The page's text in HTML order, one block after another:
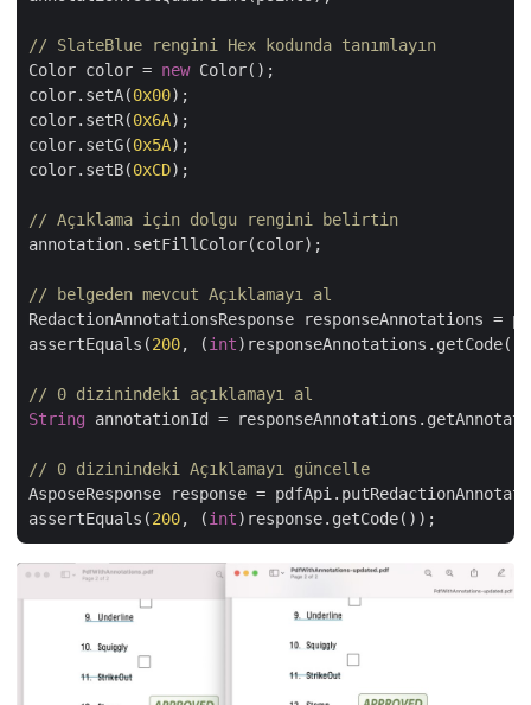
// SlateBlue rengini Hex kodunda tanımlayın
Color color = new Color();
color.setA(0x00);
color.setR(0x6A);
color.setG(0x5A);
color.setB(0xCD);
// Açıklama için dolgu rengini belirtin
annotation.setFillColor(color);
// belgeden mevcut Açıklamayı al
RedactionAnnotationsResponse responseAnnotations =
assertEquals(200, (int
// 0 dizinindeki açıklamayı al
String annotationId =
// 0 dizinindeki Açıklamayı güncelle
AsposeResponse response =
assertEquals(200, (int